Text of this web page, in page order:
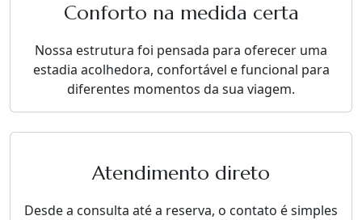
Conforto na medida certa
Nossa estrutura foi pensada para oferecer uma
estadia acolhedora, confortável e funcional para
diferentes momentos da sua viagem.
Atendimento direto
Desde a consulta até a reserva, o contato é simples